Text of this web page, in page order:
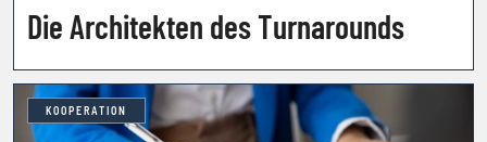
Die Architekten des Turnarounds
KOOPERATION